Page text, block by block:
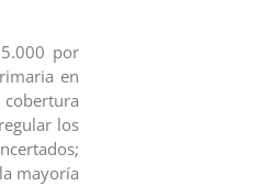
por
en
los
mayoría